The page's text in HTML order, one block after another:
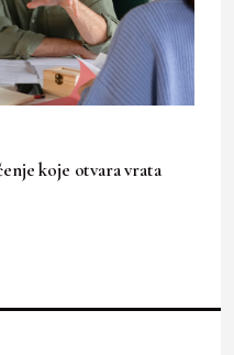
koje otvara vrata